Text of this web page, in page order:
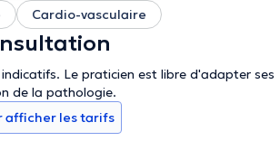
Kiné analytique méthode Sohier et en
La durée moyenne d’un rendez-vous chez
Schoonjans est de 30 min et ceux-ci
Cardio-vasculaire
Le praticien est libre d'adapter ses
de la pathologie.
afficher les tarifs